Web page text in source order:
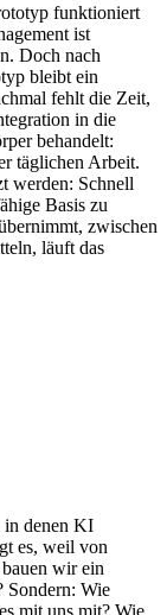
funktioniert
ist
Doch nach
bleibt ein
fehlt die Zeit,
in die
behandelt:
täglichen Arbeit.
werden: Schnell
Basis zu
zwischen
läuft das
in denen KI
es, weil von
wir ein
Sondern: Wie
mit uns mit? Wie